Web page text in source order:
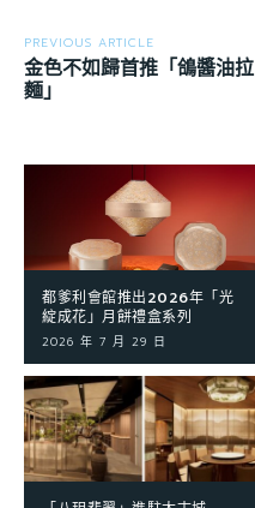
PREVIOUS ARTICLE
金色不如歸首推「鴿醬油拉
麵」
都爹利會館推出2026年「光
綻成花」月餅禮盒系列
2026 年 7 月 29 日